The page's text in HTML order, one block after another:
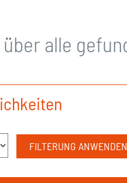
alle